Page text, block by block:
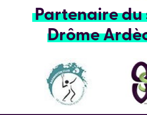
Partenaire
Drôme